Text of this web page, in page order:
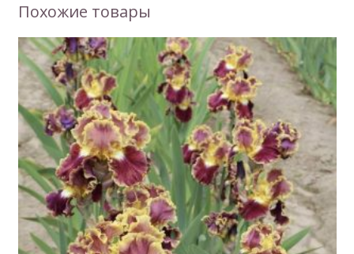
Похожие товары